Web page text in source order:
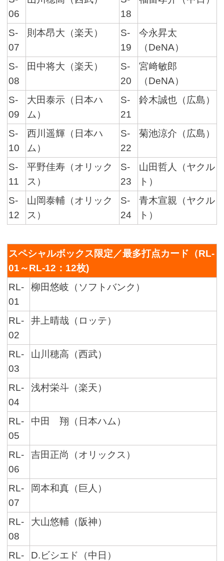
06
18
S-
07
則本昂大（楽天）
S-
19
今永昇太
（DeNA）
S-
08
田中将大（楽天）
S-
20
宮﨑敏郎
（DeNA）
S-
09
大田泰示（日本ハ
ム）
S-
21
鈴木誠也（広島）
S-
10
西川遥輝（日本ハ
ム）
S-
22
菊池涼介（広島）
S-
11
平野佳寿（オリック
ス）
S-
23
山田哲人（ヤクル
ト）
S-
12
山岡泰輔（オリック
ス）
S-
24
青木宣親（ヤクル
ト）
スペシャルボックス限定／最多打点カード（RL-
01～RL-12：12枚)
RL-
01
柳田悠岐（ソフトバンク）
RL-
02
井上晴哉（ロッテ）
RL-
03
山川穂高（西武）
RL-
04
浅村栄斗（楽天）
RL-
05
中田 翔（日本ハム）
RL-
06
吉田正尚（オリックス）
RL-
07
岡本和真（巨人）
RL-
08
大山悠輔（阪神）
RL-
D.ビシエド（中日）